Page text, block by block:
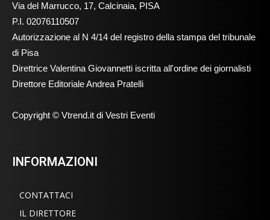
Via del Marrucco, 17, Calcinaia, PISA
P.I. 02076110507
Autorizzazione al N 4/14 del registro della stampa del tribunale
di Pisa
Direttrice Valentina Giovannetti iscritta all'ordine dei giornalisti
Direttore Editoriale Andrea Pratelli
Copyright © Vtrend.it di Vestri Eventi
INFORMAZIONI
CONTATTACI
IL DIRETTORE